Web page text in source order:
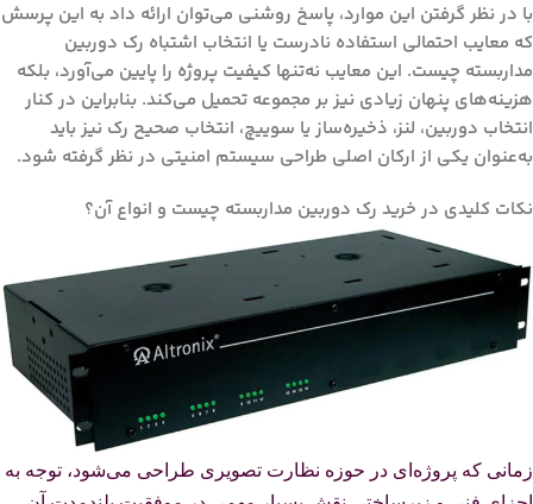
با در نظر گرفتن این موارد، پاسخ روشنی می‌توان ارائه داد به این پرسش
که معایب احتمالی استفاده نادرست یا انتخاب اشتباه رک دوربین
مداربسته چیست. این معایب نه‌تنها کیفیت پروژه را پایین می‌آورد، بلکه
هزینه‌های پنهان زیادی نیز بر مجموعه تحمیل می‌کند. بنابراین در کنار
انتخاب دوربین، لنز، ذخیره‌ساز یا سوییچ، انتخاب صحیح رک نیز باید
به‌عنوان یکی از ارکان اصلی طراحی سیستم امنیتی در نظر گرفته شود.
نکات کلیدی در خرید رک دوربین مداربسته چیست و انواع آن؟
زمانی که پروژه‌ای در حوزه نظارت تصویری طراحی می‌شود، توجه به